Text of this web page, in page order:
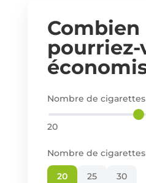
Combien
pourriez-
Nombre de
20
Nombre de
20 25 30